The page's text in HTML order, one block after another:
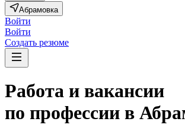
Абрамовка
Войти
Войти
Создать резюме
Работа и вакансии
по профессии в